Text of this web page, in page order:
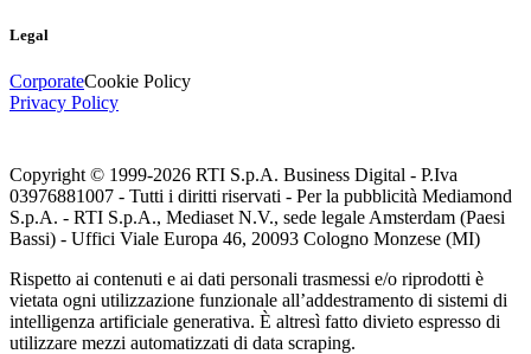
Legal
CorporateCookie Policy
Privacy Policy
Copyright © 1999-2026 RTI S.p.A. Business Digital - P.Iva
03976881007 - Tutti i diritti riservati - Per la pubblicità Mediamond
S.p.A. - RTI S.p.A., Mediaset N.V., sede legale Amsterdam (Paesi
Bassi) - Uffici Viale Europa 46, 20093 Cologno Monzese (MI)
Rispetto ai contenuti e ai dati personali trasmessi e/o riprodotti è
vietata ogni utilizzazione funzionale all’addestramento di sistemi di
intelligenza artificiale generativa. È altresì fatto divieto espresso di
utilizzare mezzi automatizzati di data scraping.